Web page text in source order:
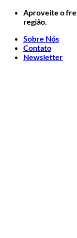
Skip
Aproveite o
região.
Sobre Nós
Contato
Newsletter